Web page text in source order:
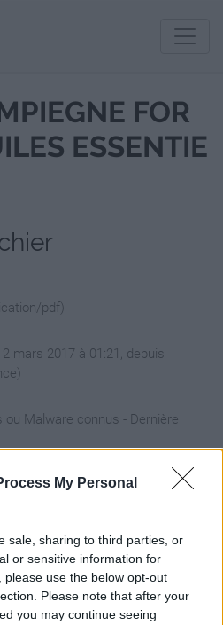
My Personal
sale, sharing to third parties, or
or sensitive information for
use the below opt-out
Please note that after your
you may continue seeing
FOR
ESSENTIE
pdf)
mars 2017 à 01:21, depuis
Malware connus - Dernière
a été vue 1331 fois depuis
03/02/aroma-compiegne-
1/